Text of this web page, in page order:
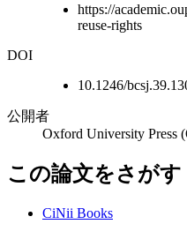
https://
reuse-rights
DOI
10.1246/
公開者
Oxford University Press
この論文をさがす
CiNii Books